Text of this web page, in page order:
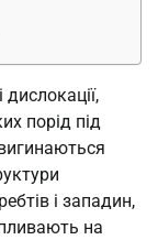
порід під
і западин,
на